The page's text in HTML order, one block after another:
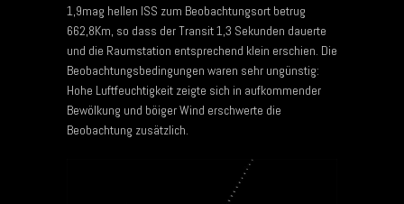
1,9mag hellen ISS zum Beobachtungsort betrug
662,8Km, so dass der Transit 1,3 Sekunden dauerte
und die Raumstation entsprechend klein erschien. Die
Beobachtungsbedingungen waren sehr ungünstig:
Hohe Luftfeuchtigkeit zeigte sich in aufkommender
Bewölkung und böiger Wind erschwerte die
Beobachtung zusätzlich.